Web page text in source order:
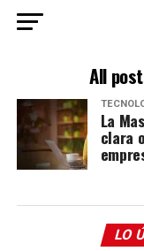
All
La
clara
LO